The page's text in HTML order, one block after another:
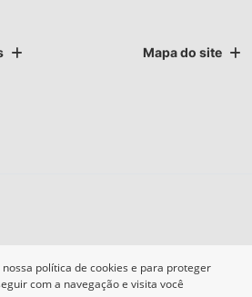
Mapa do site
política de cookies e para proteger
com a navegação e visita você